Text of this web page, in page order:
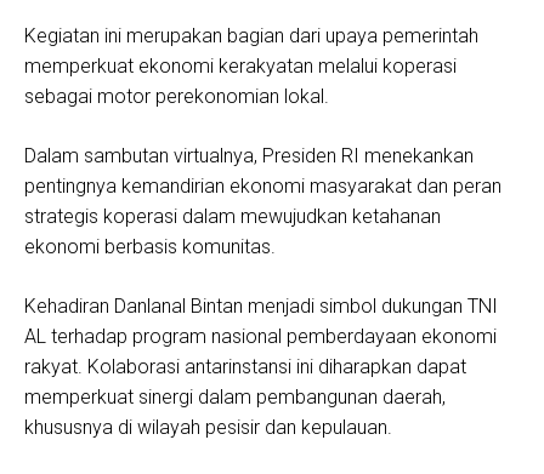
Kegiatan ini merupakan bagian dari upaya pemerintah
memperkuat ekonomi kerakyatan melalui koperasi
sebagai motor perekonomian lokal.
Dalam sambutan virtualnya, Presiden RI menekankan
pentingnya kemandirian ekonomi masyarakat dan peran
strategis koperasi dalam mewujudkan ketahanan
ekonomi berbasis komunitas.
Kehadiran Danlanal Bintan menjadi simbol dukungan TNI
AL terhadap program nasional pemberdayaan ekonomi
rakyat. Kolaborasi antarinstansi ini diharapkan dapat
memperkuat sinergi dalam pembangunan daerah,
khususnya di wilayah pesisir dan kepulauan.